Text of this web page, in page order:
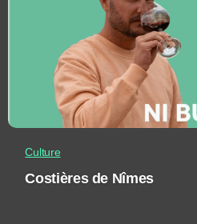
Culture
Costières de Nîmes